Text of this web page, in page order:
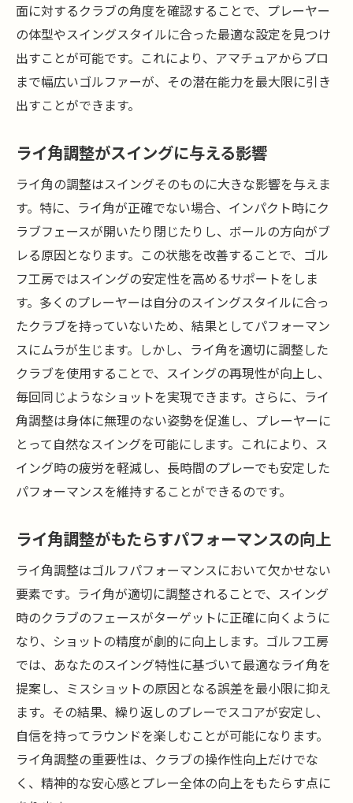
面に対するクラブの角度を確認することで、プレーヤー
の体型やスイングスタイルに合った最適な設定を見つけ
出すことが可能です。これにより、アマチュアからプロ
まで幅広いゴルファーが、その潜在能力を最大限に引き
出すことができます。
ライ角調整がスイングに与える影響
ライ角の調整はスイングそのものに大きな影響を与えま
す。特に、ライ角が正確でない場合、インパクト時にク
ラブフェースが開いたり閉じたりし、ボールの方向がブ
レる原因となります。この状態を改善することで、ゴル
フ工房ではスイングの安定性を高めるサポートをしま
す。多くのプレーヤーは自分のスイングスタイルに合っ
たクラブを持っていないため、結果としてパフォーマン
スにムラが生じます。しかし、ライ角を適切に調整した
クラブを使用することで、スイングの再現性が向上し、
毎回同じようなショットを実現できます。さらに、ライ
角調整は身体に無理のない姿勢を促進し、プレーヤーに
とって自然なスイングを可能にします。これにより、ス
イング時の疲労を軽減し、長時間のプレーでも安定した
パフォーマンスを維持することができるのです。
ライ角調整がもたらすパフォーマンスの向上
ライ角調整はゴルフパフォーマンスにおいて欠かせない
要素です。ライ角が適切に調整されることで、スイング
時のクラブのフェースがターゲットに正確に向くように
なり、ショットの精度が劇的に向上します。ゴルフ工房
では、あなたのスイング特性に基づいて最適なライ角を
提案し、ミスショットの原因となる誤差を最小限に抑え
ます。その結果、繰り返しのプレーでスコアが安定し、
自信を持ってラウンドを楽しむことが可能になります。
ライ角調整の重要性は、クラブの操作性向上だけでな
く、精神的な安心感とプレー全体の向上をもたらす点に